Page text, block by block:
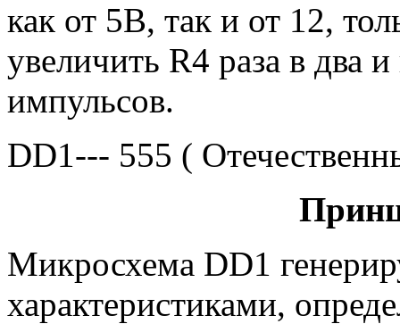
как от 5В, так и от 12,
увеличить R4 раза в два
импульсов.
DD1--- 555 (
Микросхема DD1
характеристиками,